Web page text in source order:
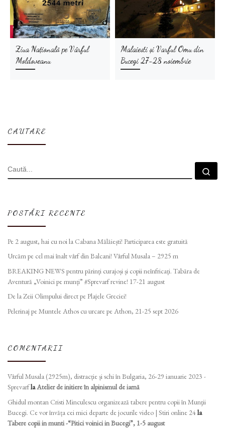
Ziua Națională pe Vârful
Moldoveanu
Malaiesti și Varful Omu din
Bucegi 27-28 noiembrie
CAUTARE
CĂUTARE
POSTĂRI RECENTE
Pe 2 august, hai cu noi la Cabana Mălăiești! Participarea este gratuită
Urcăm pe cel mai înalt vârf din Balcani! Vârful Musala – 2925 m
BREAKING NEWS pentru părinți curajoși și copii neînfricați. Tabăra de
Aventură „Voinici pe munți” #Sprevarf revine! 17-21 august
De la Zeii Olimpului direct pe Plajele Greciei!
Pelerinaj pe Muntele Athos cu urcare pe Athon, 21-25 sept 2026
COMENTARII
Vârful Musala (2925m), distracție și schi în Bulgaria, 26-29 ianuarie 2023 -
SprevarflaAtelier de initiere în alpinismul de iarnă
Ghidul montan Cristi Minculescu organizează tabere pentru copii în Munţii
Bucegi. Ce vor învăța cei mici departe de jocurile video | Stiri online 24la
Tabere copii in munti -“Pitici voinici in Bucegi”, 1-5 august